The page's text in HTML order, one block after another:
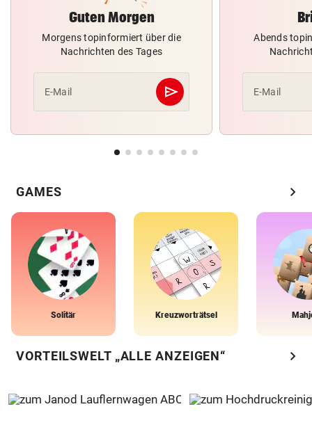
Guten Morgen
Morgens topinformiert über die
Nachrichten des Tages
E-Mail send
Abschicken
Abends
E-Mail
GAMES chevron_right
Solitär Kreuzworträtsel
VORTEILSWELT „ALLE ANZEIGEN“ chevron_right